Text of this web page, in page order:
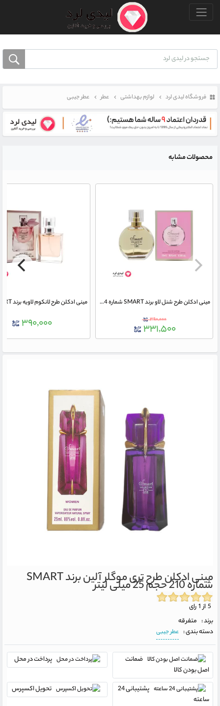
منو بالا
فروشگاه لیدی لرد لوازم بهداشتی عطر عطر جیبی
محصولات مشابه
مینی ادکلن طرح شنل لاو برند SMART شماره 134 حجم 25 میلی لیتر
۳۹۰,۰۰۰
۳۳۱,۵۰۰ ۳۹۰,۰۰۰
مینی ادکلن طرح تری موگلر آلین برند SMART شماره 210 حجم 25 میلی لیتر
برند : متفرقه
دسته بندی : عطر جیبی
ضمانت
اصل بودن کالا
پرداخت در محل
پشتیبانی 24
ساعته
تحویل اکسپرس